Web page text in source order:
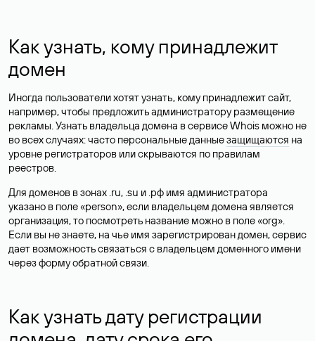
Как узнать, кому принадлежит
домен
Иногда пользователи хотят узнать, кому принадлежит сайт,
например, чтобы предложить администратору размещение
рекламы. Узнать владельца домена в сервисе Whois можно не
во всех случаях: часто персональные данныезащищаются на
уровне регистраторов или скрываются по правилам
реестров.
Для доменов в зонах .ru, .su и .рф имя администратора
указано в поле «person», если владельцем домена является
организация, то посмотреть название можно в поле «org».
Если вы не знаете, на чье имя зарегистрирован домен, сервис
дает возможность связаться с владельцем доменного имени
через форму обратной связи.
Как узнать дату регистрации